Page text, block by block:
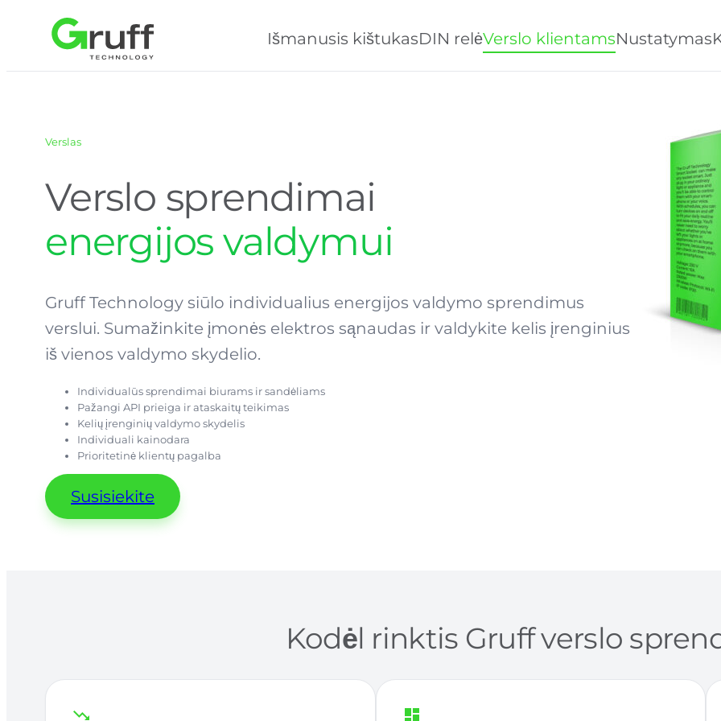
turinio
Išmanusis kištukasDIN relėVerslo klientamsNustatymas
Verslas
Verslo sprendimai
energijos valdymui
Gruff Technology siūlo individualius energijos valdymo sprendimus
verslui. Sumažinkite įmonės elektros sąnaudas ir valdykite kelis įrenginius
iš vienos valdymo skydelio.
Individualūs sprendimai biurams ir sandėliams
Pažangi API prieiga ir ataskaitų teikimas
Kelių įrenginių valdymo skydelis
Individuali kainodara
Prioritetinė klientų pagalba
Susisiekite
Kodėl rinktis Gruff verslo
trending_down
dashboard